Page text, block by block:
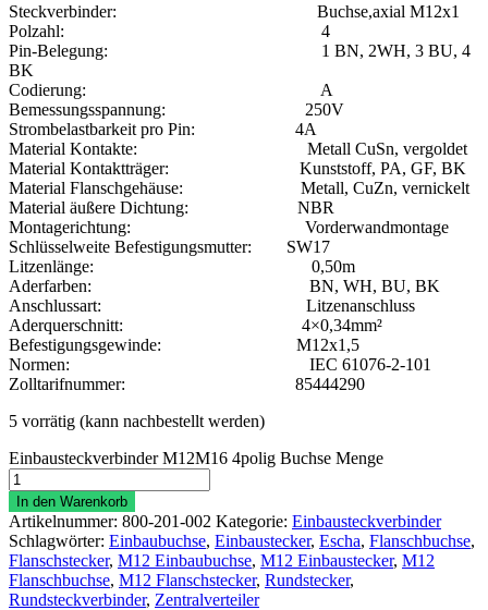
Steckverbinder: Buchse,axial M12x1
Polzahl: 4
Pin-Belegung: 1 BN, 2WH, 3 BU, 4
BK
Codierung: A
Bemessungsspannung: 250V
Strombelastbarkeit pro Pin: 4A
Material Kontakte: Metall CuSn, vergoldet
Material Kontaktträger: Kunststoff, PA, GF, BK
Material Flanschgehäuse: Metall, CuZn, vernickelt
Material äußere Dichtung: NBR
Montagerichtung: Vorderwandmontage
Schlüsselweite Befestigungsmutter: SW17
Litzenlänge: 0,50m
Aderfarben: BN, WH, BU, BK
Anschlussart: Litzenanschluss
Aderquerschnitt: 4×0,34mm²
Befestigungsgewinde: M12x1,5
Normen: IEC 61076-2-101
Zolltarifnummer: 85444290
5 vorrätig (kann nachbestellt werden)
Einbausteckverbinder M12M16 4polig Buchse Menge
In den Warenkorb
Artikelnummer: 800-201-002 Kategorie: Einbausteckverbinder
Schlagwörter: Einbaubuchse, Einbaustecker, Escha, Flanschbuchse,
Flanschstecker, M12 Einbaubuchse, M12 Einbaustecker, M12
Flanschbuchse, M12 Flanschstecker, Rundstecker,
Rundsteckverbinder, Zentralverteiler